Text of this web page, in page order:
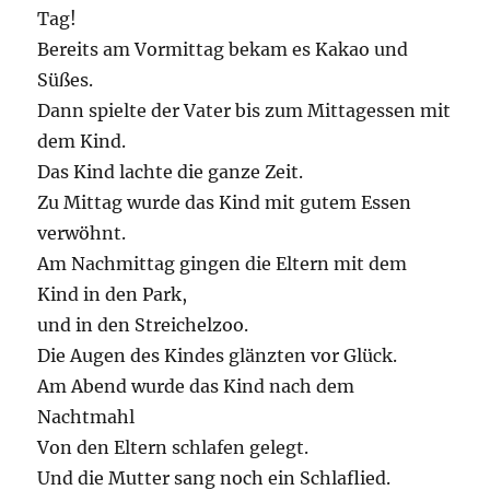
Tag!
Bereits am Vormittag bekam es Kakao und
Süßes.
Dann spielte der Vater bis zum Mittagessen mit
dem Kind.
Das Kind lachte die ganze Zeit.
Zu Mittag wurde das Kind mit gutem Essen
verwöhnt.
Am Nachmittag gingen die Eltern mit dem
Kind in den Park,
und in den Streichelzoo.
Die Augen des Kindes glänzten vor Glück.
Am Abend wurde das Kind nach dem
Nachtmahl
Von den Eltern schlafen gelegt.
Und die Mutter sang noch ein Schlaflied.